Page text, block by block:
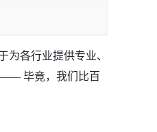
为各行业提供专业、
毕竟，我们比百